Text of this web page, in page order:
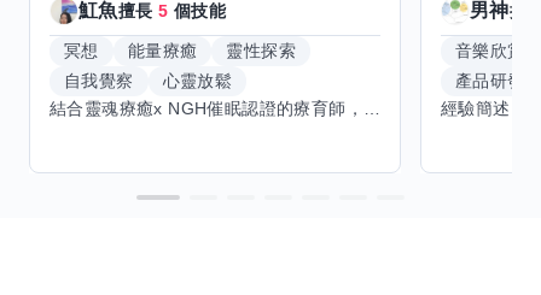
魟魚擅長5 個技能
冥想 能量療癒
靈性探索
自我覺察
心靈放鬆
男神擅
音樂欣賞
產品研發